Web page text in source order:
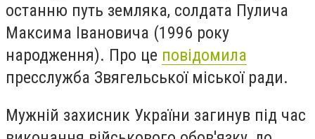
останню путь земляка, солдата Пулича
Максима Івановича (1996 року
народження). Про це повідомила
пресслужба Звягельської міської ради.
Мужній захисник України загинув під час